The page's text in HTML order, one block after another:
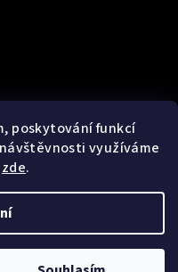
poskytování funkcí
využíváme
zde.
cookies